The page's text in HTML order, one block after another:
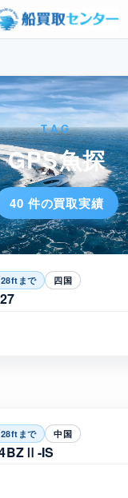
TAG
GPS魚探
40 件の買取実績
まで 四国
まで 中国
IS